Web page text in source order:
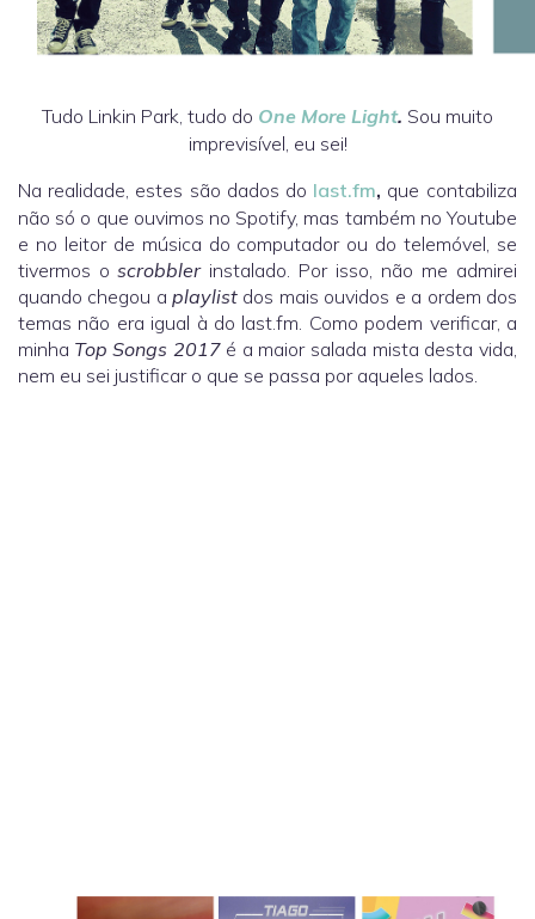
Tudo Linkin Park, tudo do One More Light. Sou muito
imprevisível, eu sei!
Na realidade, estes são dados do last.fm, que contabiliza
não só o que ouvimos no Spotify, mas também no Youtube
e no leitor de música do computador ou do telemóvel, se
tivermos o scrobblerinstalado. Por isso, não me admirei
quando chegou a playlist dos mais ouvidos e a ordem dos
temas não era igual à do last.fm. Como podem verificar, a
minha Top Songs 2017 é a maior salada mista desta vida,
nem eu sei justificar o que se passa por aqueles lados.